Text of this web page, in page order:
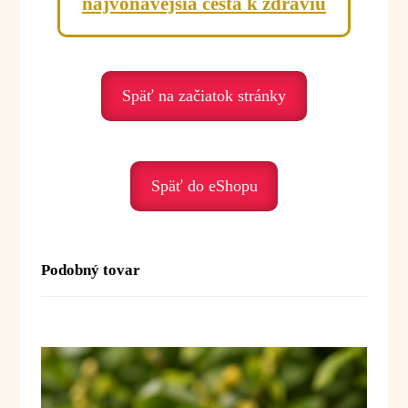
Späť na začiatok stránky
Späť do eShopu
Podobný tovar